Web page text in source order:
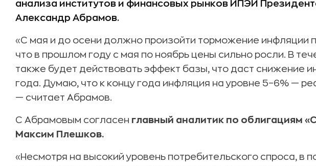
анализа институтов и финансовых рынков ИПЭИ
Александр Абрамов.
«С мая и до осени должно произойти торможение инфляции
что в прошлом году с мая по ноябрь цены сильно росли. В
также будет действовать эффект базы, что даст снижение
года. Думаю, что к концу года инфляция на уровне 5–6% —
— считает Абрамов.
С Абрамовым согласен главный аналитик по облигациям «
Максим Плешков.
«Несмотря на высокий уровень потребительского спроса, в